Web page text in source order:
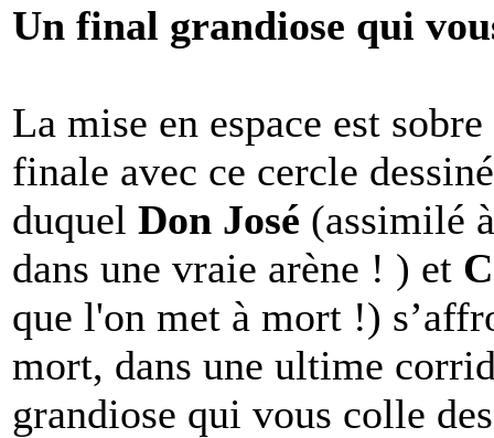
Un final grandiose qui
La mise en espace est
finale avec ce cercle
duquel Don José (assimilé
dans une vraie arène ! ) et
que l'on met à mort !)
mort, dans une ultime
grandiose qui vous colle